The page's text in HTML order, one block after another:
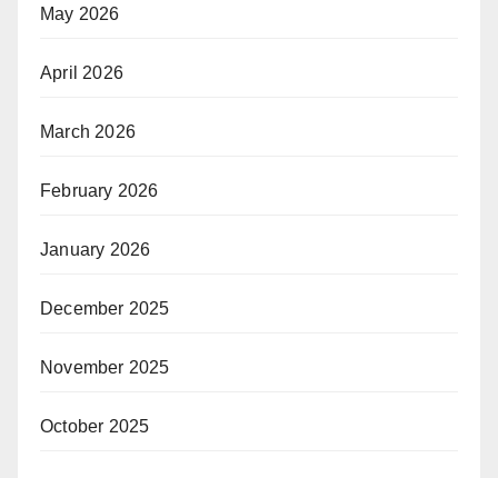
May 2026
April 2026
March 2026
February 2026
January 2026
December 2025
November 2025
October 2025